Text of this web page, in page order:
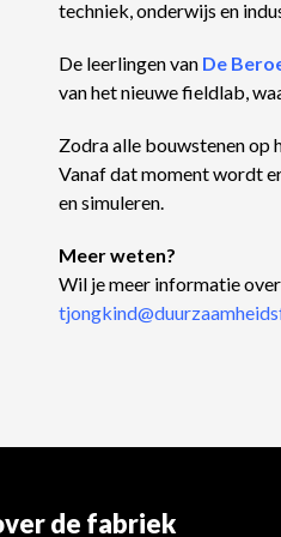
techniek, onderwijs en
De leerlingen van De
van het nieuwe fieldlab,
Zodra alle bouwstenen op
Vanaf dat moment wordt
en simuleren.
Meer weten?
Wil je meer informatie
de fabriek